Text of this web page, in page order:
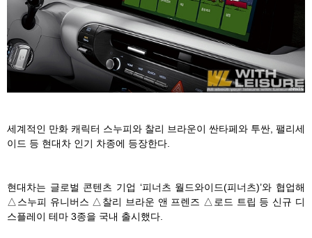
세계적인 만화 캐릭터 스누피와 찰리 브라운이 싼타페와 투싼, 팰리세
이드 등 현대차 인기 차종에 등장한다.
현대차는 글로벌 콘텐츠 기업 ‘피너츠 월드와이드(피너츠)’와 협업해
△스누피 유니버스 △찰리 브라운 앤 프렌즈 △로드 트립 등 신규 디
스플레이 테마 3종을 국내 출시했다.